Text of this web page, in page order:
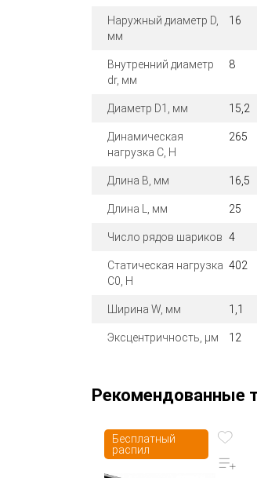
Наружный диаметр D,
мм
16
Внутренний диаметр
dr, мм
8
Диаметр D1, мм 15,2
Динамическая
нагрузка C, Н
265
Длина B, мм 16,5
Длина L, мм 25
Число рядов шариков 4
Статическая нагрузка
C0, Н
402
Ширина W, мм 1,1
Эксцентричность, μм 12
Рекомендованные
Бесплатный
распил